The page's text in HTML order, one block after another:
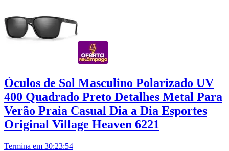
Óculos de Sol Masculino Polarizado UV
400 Quadrado Preto Detalhes Metal Para
Verão Praia Casual Dia a Dia Esportes
Original Village Heaven 6221
Termina em 30:23:53